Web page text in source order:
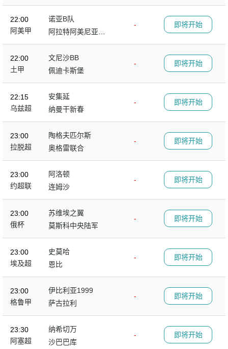
22:00
阿美甲
诺亚B队
-
阿拉特阿美尼亚B
队
即将开始
22:00
土甲
文尼沙BB
-
佩迪卡斯堡
即将开始
22:15
乌兹超
安集延
-
纳曼干新春
即将开始
23:00
拉脱超
陶格夫匹尔斯
-
奥格雷联合
即将开始
23:00
约超联
阿洛顿
-
连姆沙
即将开始
23:00
俄杯
苏维埃之翼
-
莫斯科中央陆军
即将开始
23:00
埃及超
史莫哈
-
恩比
即将开始
23:00
格鲁甲
伊比利亚1999
-
萨古拉利
即将开始
23:30
阿塞超
纳希切万
-
沙巴巴库
即将开始